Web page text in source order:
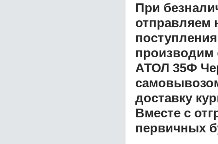
При
отправляем
производим
АТОЛ 35Ф
доставку
Вместе с
первичных